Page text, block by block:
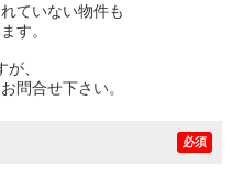
ていない物件も
す。
、
問合せ下さい。
必須